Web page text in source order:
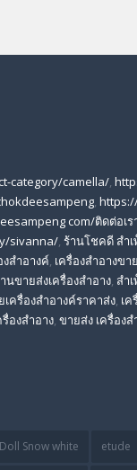
category/camella/,
,
com/ติดต่อเร
sivanna/, ร้านโชคดี สําเ
สำอางค์, เครื่องสำอางขา
นขายส่งเครื่องสำอาง, สํา
ครื่องสําอางค์ราคาส่ง, เ
องสําอาง, ขายส่ง เครื่องส
Snow white etude